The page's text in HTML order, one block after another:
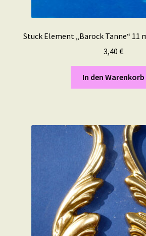
Stuck Element „Barock Tanne“ 11
3,40 €
In den Warenkorb